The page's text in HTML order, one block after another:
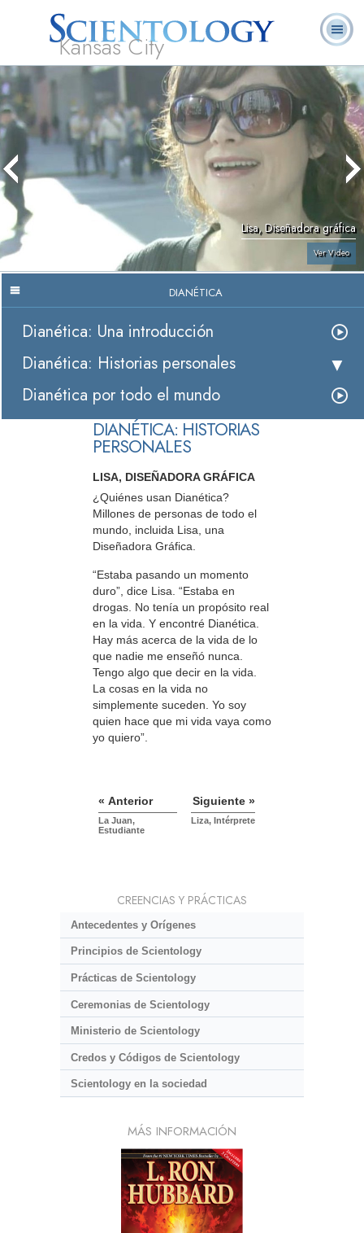
Kansas City
Acerca de
Nosotros
L. Ronald
¿Qué es
Scientology?
Ministros
Voluntarios
Frecuentes
Libros
Lisa, Diseñadora gráfica
Ver Video
DIANÉTICA
Dianética: Una introducción
Dianética: Historias personales
Dianética por todo el mundo
DIANÉTICA: HISTORIAS
PERSONALES
LISA, DISEÑADORA GRÁFICA
¿Quiénes usan Dianética?
Millones de personas de todo el
mundo, incluida Lisa, una
Diseñadora Gráfica.
“Estaba pasando un momento
duro”, dice Lisa. “Estaba en
drogas. No tenía un propósito real
en la vida. Y encontré Dianética.
Hay más acerca de la vida de lo
que nadie me enseñó nunca.
Tengo algo que decir en la vida.
La cosas en la vida no
simplemente suceden. Yo soy
quien hace que mi vida vaya como
yo quiero”.
« Anterior
La Juan,
Estudiante
Siguiente »
Liza, Intérprete
CREENCIAS Y PRÁCTICAS
Antecedentes y Orígenes
Principios de Scientology
Prácticas de Scientology
Ceremonias de Scientology
Ministerio de Scientology
Credos y Códigos de Scientology
Scientology en la sociedad
MÁS INFORMACIÓN